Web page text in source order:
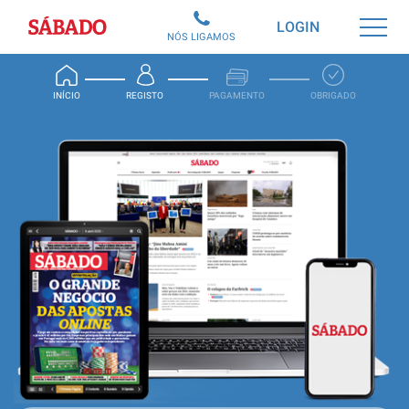
Sábado
INÍCIO REGISTO PAGAMENTO OBRIGADO
LOGIN
NÓS LIGAMOS